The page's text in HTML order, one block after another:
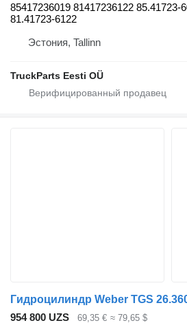
85417236019 81417236122 85.41723-
81.41723-6122
Эстония, Tallinn
TruckParts Eesti OÜ
954 800 UZS 69,35 € ≈ 79,65 $